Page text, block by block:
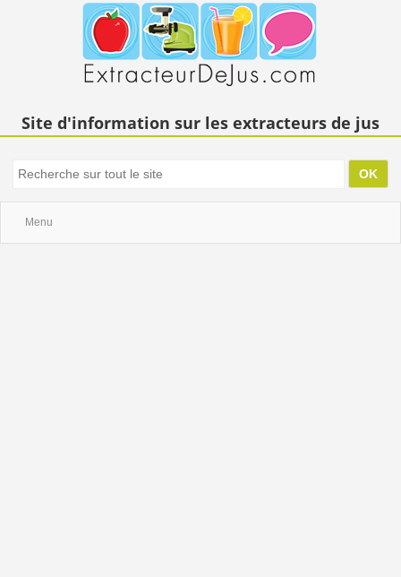
Site d'information sur les extracteurs de jus
Menu